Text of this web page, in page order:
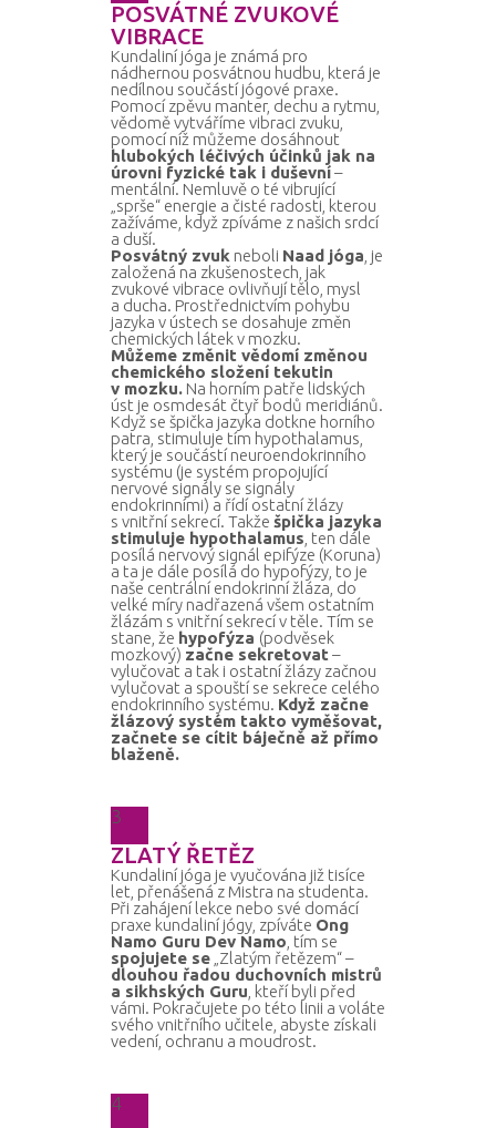
POSVÁTNÉ ZVUKOVÉ
VIBRACE
Kundaliní jóga je známá pro
nádhernou posvátnou hudbu, která je
nedílnou součástí jógové praxe.
Pomocí zpěvu manter, dechu a rytmu,
vědomě vytváříme vibraci zvuku,
pomocí níž můžeme dosáhnout
hlubokých léčivých účinků jak na
úrovni fyzické tak i duševní–
mentální. Nemluvě o té vibrující
„sprše“ energie a čisté radosti, kterou
zažíváme, když zpíváme z našich srdcí
a duší.
Posvátný zvuk neboli Naad jóga , je
založená na zkušenostech, jak
zvukové vibrace ovlivňují tělo, mysl
a ducha. Prostřednictvím pohybu
jazyka v ústech se dosahuje změn
chemických látek v mozku.
Můžeme změnit vědomí změnou
chemického složení tekutin
v mozku. Na horním patře lidských
úst je osmdesát čtyř bodů meridiánů.
Když se špička jazyka dotkne horního
patra, stimuluje tím hypothalamus,
který je součástí neuroendokrinního
systému (je systém propojující
nervové signály se signály
endokrinními) a řídí ostatní žlázy
s vnitřní sekrecí. Takže špička jazyka
stimuluje hypothalamus , ten dále
posílá nervový signál epifýze (Koruna)
a ta je dále posílá do hypofýzy, to je
naše centrální endokrinní žláza, do
velké míry nadřazená všem ostatním
žlázám s vnitřní sekrecí v těle. Tím se
stane, že hypofýza (podvěsek
mozkový) začne sekretovat –
vylučovat a tak i ostatní žlázy začnou
vylučovat a spouští se sekrece celého
endokrinního systému. Když začne
žlázový systém takto vyměšovat,
začnete se cítit báječně až přímo
blaženě.
3
ZLATÝ ŘETĚZ
Kundaliní jóga je vyučována již tisíce
let, přenášená z Mistra na studenta.
Při zahájení lekce nebo své domácí
praxe kundaliní jógy, zpíváte Ong
Namo Guru Dev Namo , tím se
spojujete se „Zlatým řetězem“ –
dlouhou řadou duchovních mistrů
a sikhských Guru , kteří byli před
vámi. Pokračujete po této linii a voláte
svého vnitřního učitele, abyste získali
vedení, ochranu a moudrost.
4